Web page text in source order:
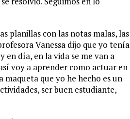
planillas con las notas malas, las
Vanessa dijo que yo tenía
en día, en la vida se me van a
voy a aprender como actuar en
maqueta que yo he hecho es un
ser buen estudiante,